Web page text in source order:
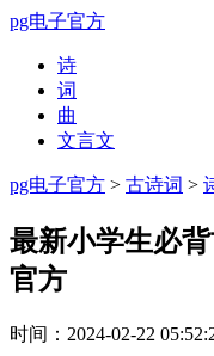
pg电子官方
诗
词
曲
文言文
pg电子官方 > 古诗词 >
最新小学生必
官方
时间： 2024-02-22